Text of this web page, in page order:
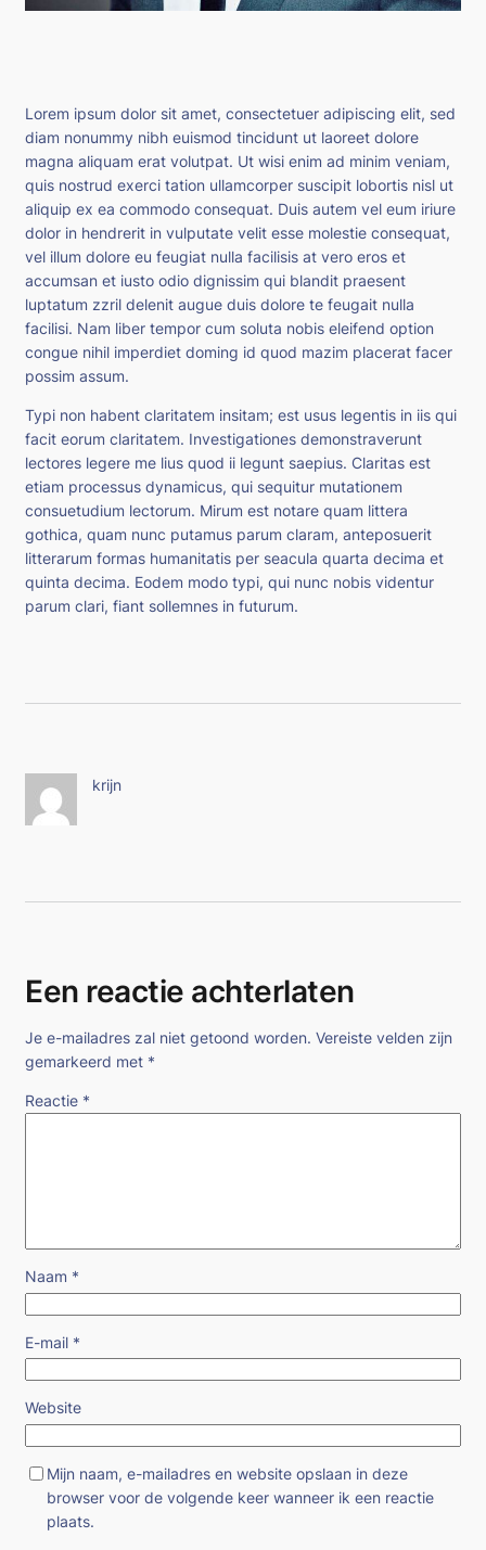
Lorem ipsum dolor sit amet, consectetuer adipiscing elit, sed
diam nonummy nibh euismod tincidunt ut laoreet dolore
magna aliquam erat volutpat. Ut wisi enim ad minim veniam,
quis nostrud exerci tation ullamcorper suscipit lobortis nisl ut
aliquip ex ea commodo consequat. Duis autem vel eum iriure
dolor in hendrerit in vulputate velit esse molestie consequat,
vel illum dolore eu feugiat nulla facilisis at vero eros et
accumsan et iusto odio dignissim qui blandit praesent
luptatum zzril delenit augue duis dolore te feugait nulla
facilisi. Nam liber tempor cum soluta nobis eleifend option
congue nihil imperdiet doming id quod mazim placerat facer
possim assum.
Typi non habent claritatem insitam; est usus legentis in iis qui
facit eorum claritatem. Investigationes demonstraverunt
lectores legere me lius quod ii legunt saepius. Claritas est
etiam processus dynamicus, qui sequitur mutationem
consuetudium lectorum. Mirum est notare quam littera
gothica, quam nunc putamus parum claram, anteposuerit
litterarum formas humanitatis per seacula quarta decima et
quinta decima. Eodem modo typi, qui nunc nobis videntur
parum clari, fiant sollemnes in futurum.
krijn
Een reactie achterlaten
Je e-mailadres zal niet getoond worden. Vereiste velden zijn
gemarkeerd met *
Reactie *
Naam *
E-mail *
Website
Mijn naam, e-mailadres en website opslaan in deze
browser voor de volgende keer wanneer ik een reactie
plaats.